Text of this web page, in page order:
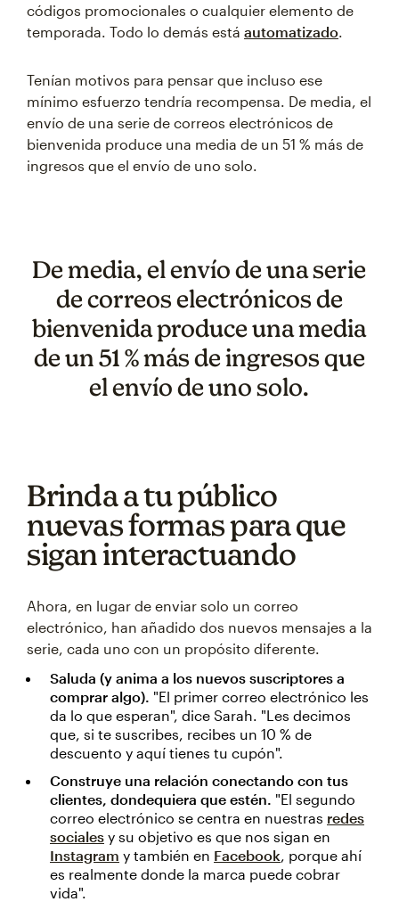
códigos promocionales o cualquier elemento de
temporada. Todo lo demás está automatizado
Tenían motivos para pensar que incluso ese
mínimo esfuerzo tendría recompensa. De media, el
envío de una serie de correos electrónicos de
bienvenida produce una media de un 51 % más de
ingresos que el envío de uno solo.
De media, el envío de una serie
de correos electrónicos de
bienvenida produce una media
de un 51 % más de ingresos que
el envío de uno solo.
Brinda a tu público
nuevas formas para que
sigan interactuando
Ahora, en lugar de enviar solo un correo
electrónico, han añadido dos nuevos mensajes a la
serie, cada uno con un propósito diferente.
Saluda (y anima a los nuevos suscriptores a
comprar algo). "El primer correo electrónico les
da lo que esperan", dice Sarah. "Les decimos
que, si te suscribes, recibes un 10 % de
descuento y aquí tienes tu cupón".
Construye una relación conectando con tus
clientes, dondequiera que estén. "El segundo
correo electrónico se centra en nuestras redes
sociales y su objetivo es que nos sigan en
Instagram y también en Facebook , porque ahí
es realmente donde la marca puede cobrar
vida".